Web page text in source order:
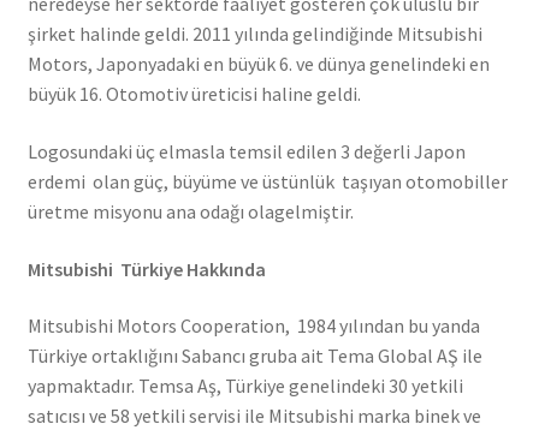
şirket halinde geldi. 2011 yılında gelindiğinde Mitsubishi
Motors, Japonyadaki en büyük 6. ve dünya genelindeki en
büyük 16. Otomotiv üreticisi haline geldi.
Logosundaki üç elmasla temsil edilen 3 değerli Japon
erdemi olan güç, büyüme ve üstünlük taşıyan otomobiller
üretme misyonu ana odağı olagelmiştir.
Mitsubishi Türkiye Hakkında
Mitsubishi Motors Cooperation, 1984 yılından bu yanda
Türkiye ortaklığını Sabancı gruba ait Tema Global AŞ ile
yapmaktadır. Temsa Aş, Türkiye genelindeki 30 yetkili
satıcısı ve 58 yetkili servisi ile Mitsubishi marka binek ve